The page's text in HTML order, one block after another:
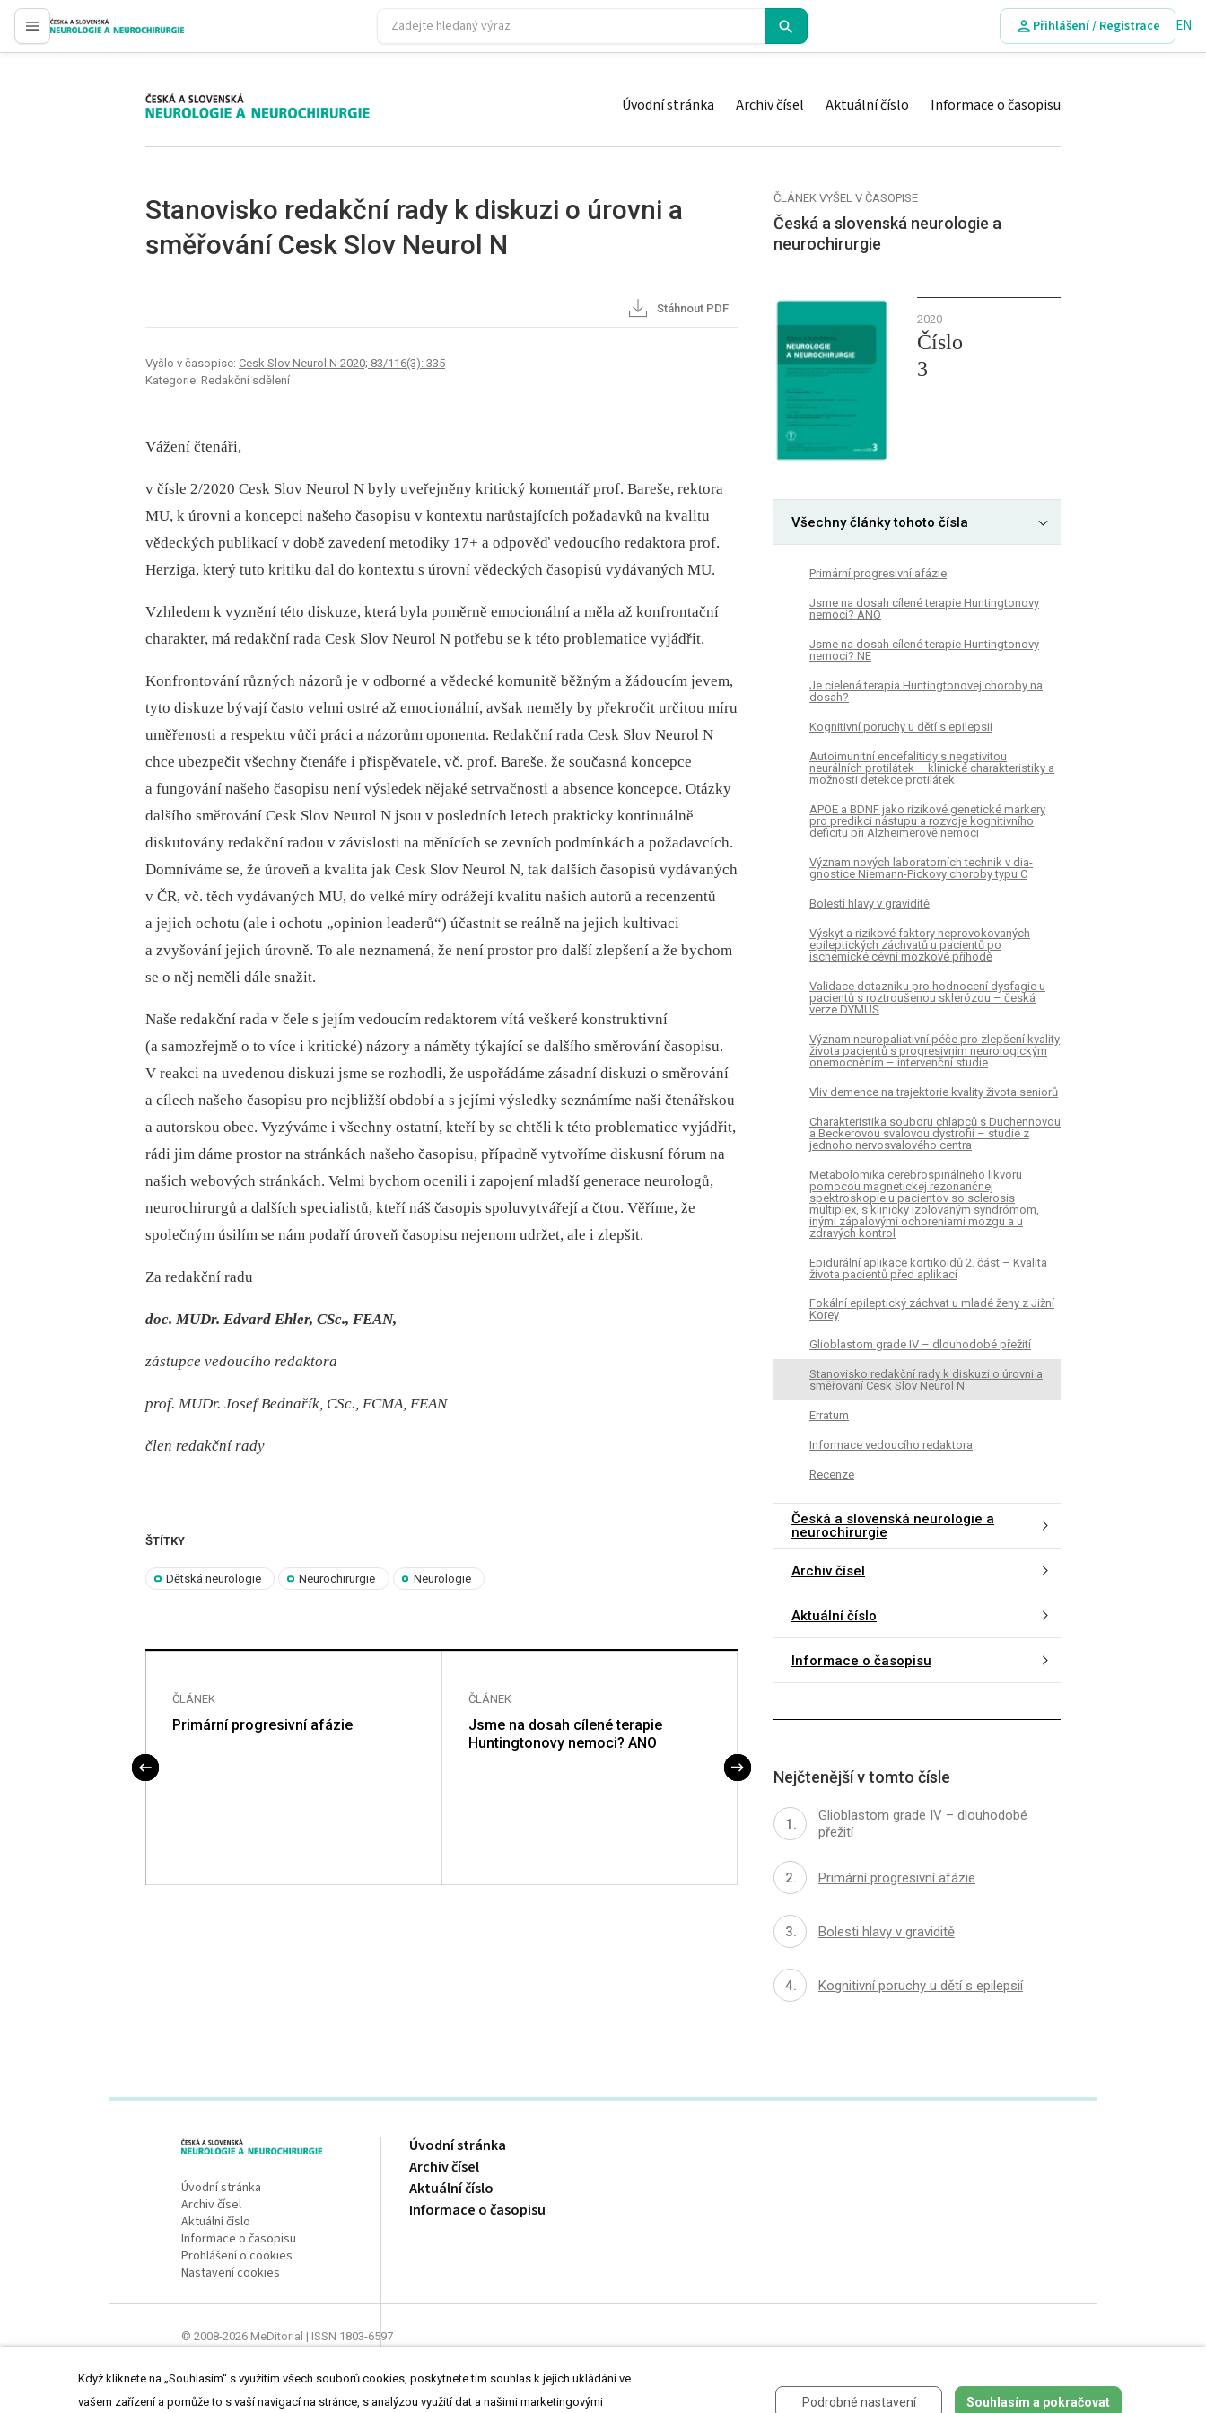
proLékaře.cz
Přihlášení / Registrace EN
proLékaře.cz Úvodní stránka Archiv čísel Aktuální číslo Informace o časopisu
Stanovisko redakční rady k diskuzi o úrovni a
směřování Cesk Slov Neurol N
Stáhnout PDF
Vyšlo v časopise: Cesk Slov Neurol N 2020; 83/116(3): 335
Kategorie: Redakční sdělení
Vážení čtenáři,
v čísle 2/2020 Cesk Slov Neurol N byly uveřejněny kritický komentář prof. Bareše, rektora
MU, k úrovni a koncepci našeho časopisu v kontextu narůstajících požadavků na kvalitu
vědeckých publikací v době zavedení metodiky 17+ a odpověď vedoucího redaktora prof.
Herziga, který tuto kritiku dal do kontextu s úrovní vědeckých časopisů vydávaných MU.
Vzhledem k vyznění této diskuze, která byla poměrně emocionální a měla až konfrontační
charakter, má redakční rada Cesk Slov Neurol N potřebu se k této problematice vyjádřit.
Konfrontování různých názorů je v odborné a vědecké komunitě běžným a žádoucím jevem,
tyto diskuze bývají často velmi ostré až emocionální, avšak neměly by překročit určitou míru
uměřenosti a respektu vůči práci a názorům oponenta. Redakční rada Cesk Slov Neurol N
chce ubezpečit všechny čtenáře i přispěvatele, vč. prof. Bareše, že současná koncepce
a fungování našeho časopisu není výsledek nějaké setrvačnosti a absence koncepce. Otázky
dalšího směrování Cesk Slov Neurol N jsou v posledních letech prakticky kontinuálně
diskutovány redakční radou v závislosti na měnících se zevních podmínkách a požadavcích.
Domníváme se, že úroveň a kvalita jak Cesk Slov Neurol N, tak dalších časopisů vydávaných
v ČR, vč. těch vydávaných MU, do velké míry odrážejí kvalitu našich autorů a recenzentů
a jejich ochotu (ale i ochotu „opinion leaderů“) účastnit se reálně na jejich kultivaci
a zvyšování jejich úrovně. To ale neznamená, že není prostor pro další zlepšení a že bychom
se o něj neměli dále snažit.
Naše redakční rada v čele s jejím vedoucím redaktorem vítá veškeré konstruktivní
(a samozřejmě o to více i kritické) názory a náměty týkající se dalšího směrování časopisu.
V reakci na uvedenou diskuzi jsme se rozhodli, že uspořádáme zásadní diskuzi o směrování
a cílech našeho časopisu pro nejbližší období a s jejími výsledky seznámíme naši čtenářskou
a autorskou obec. Vyzýváme i všechny ostatní, kteří by se chtěli k této problematice vyjádřit,
rádi jim dáme prostor na stránkách našeho časopisu, případně vytvoříme diskusní fórum na
našich webových stránkách. Velmi bychom ocenili i zapojení mladší generace neurologů,
neurochirurgů a dalších specialistů, kteří náš časopis spoluvytvářejí a čtou. Věříme, že
společným úsilím se nám podaří úroveň časopisu nejenom udržet, ale i zlepšit.
Za redakční radu
doc. MUDr. Edvard Ehler, CSc., FEAN,
zástupce vedoucího redaktora
prof. MUDr. Josef Bednařík, CSc., FCMA, FEAN
člen redakční rady
ŠTÍTKY
Dětská neurologie Neurochirurgie Neurologie
ČLÁNEK
Primární progresivní afázie
ČLÁNEK
Jsme na dosah cílené terapie
Huntingtonovy nemoci? ANO
Jsme na dosah cílené terapie
ČLÁNEK VYŠEL V ČASOPISE
Česká a slovenská neurologie a
neurochirurgie
2020
Číslo
3
Všechny články tohoto čísla
Primární progresivní afázie
Jsme na dosah cílené terapie Huntingtonovy
nemoci? ANO
Jsme na dosah cílené terapie Huntingtonovy
nemoci? NE
Je cielená terapia Huntingtonovej choroby na
dosah?
Kognitivní poruchy u dětí s epilepsií
Autoimunitní encefalitidy s negativitou
neurálních protilátek – klinické charakteristiky a
možnosti detekce protilátek
APOE a BDNF jako rizikové genetické markery
pro predikci nástupu a rozvoje kognitivního
deficitu při Alzheimerově nemoci
Význam nových laboratorních technik v dia­
gnostice Niemann-Pickovy choroby typu C
Bolesti hlavy v graviditě
Výskyt a rizikové faktory neprovokovaných
epileptických záchvatů u pacientů po
ischemické cévní mozkové příhodě
Validace dotazníku pro hodnocení dysfagie u
pacientů s roztroušenou sklerózou – česká
verze DYMUS
Význam neuropaliativní péče pro zlepšení kvality
života pacientů s progresivním neurologickým
onemocněním – intervenční studie
Vliv demence na trajektorie kvality života seniorů
Charakteristika souboru chlapců s Duchennovou
a Beckerovou svalovou dystrofií – studie z
jednoho nervosvalového centra
Metabolomika cerebrospinálneho likvoru
pomocou magnetickej rezonančnej
spektroskopie u pacientov so sclerosis
multiplex, s klinicky izolovaným syndrómom,
inými zápalovými ochoreniami mozgu a u
zdravých kontrol
Epidurální aplikace kortikoidů 2. část – Kvalita
života pacientů před aplikací
Fokální epileptický záchvat u mladé ženy z Jižní
Korey
Glioblastom grade IV – dlouhodobé přežití
Stanovisko redakční rady k diskuzi o úrovni a
směřování Cesk Slov Neurol N
Erratum
Informace vedoucího redaktora
Recenze
Česká a slovenská neurologie a
neurochirurgie
Archiv čísel
Aktuální číslo
Informace o časopisu
Nejčtenější v tomto čísle
Glioblastom grade IV – dlouhodobé
přežití
Primární progresivní afázie
Bolesti hlavy v graviditě
Kognitivní poruchy u dětí s epilepsií
Úvodní stránka
Archiv čísel
Aktuální číslo
Informace o časopisu
Prohlášení o cookies
Nastavení cookies
Úvodní stránka
Archiv čísel
Aktuální číslo
Informace o časopisu
© 2008-2026 MeDitorial | ISSN 1803-6597
Když kliknete na „Souhlasím“ s využitím všech souborů cookies, poskytnete tím souhlas k jejich ukládání ve
vašem zařízení a pomůže to s vaší navigací na stránce, s analýzou využití dat a našimi marketingovými
Podrobné nastavení Souhlasím a pokračovat